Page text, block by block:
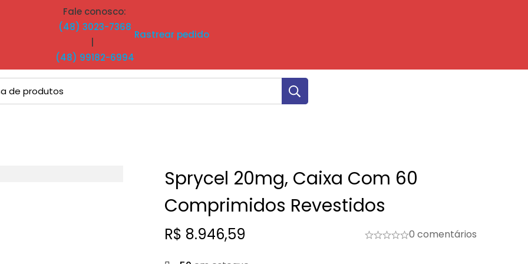
Fale conosco:
(48) 3023-7368
(48) 99182-6994
Rastrear pedido
Sprycel 20mg, Caixa Com 60
Comprimidos Revestidos
R$ 8.946,59 0 comentários